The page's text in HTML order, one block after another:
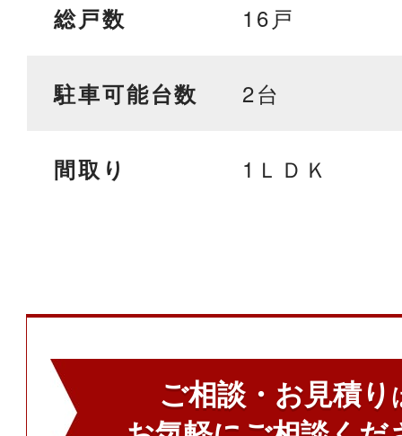
総戸数 16戸
駐車可能台数 2台
間取り 1ＬＤＫ
ご相談・お見積り